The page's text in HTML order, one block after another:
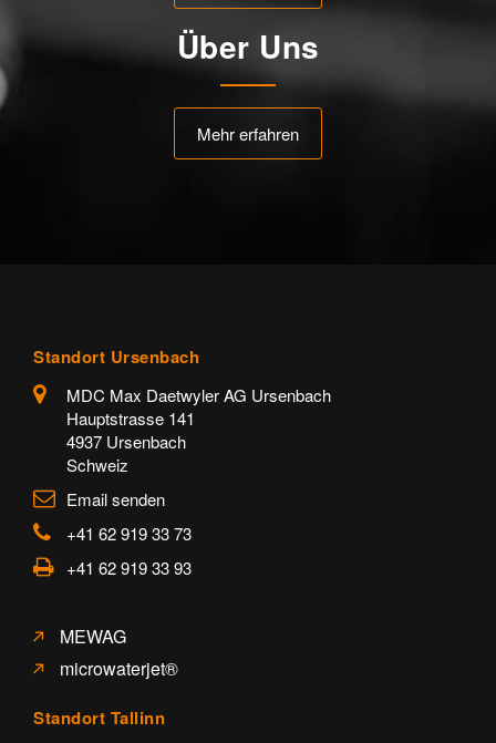
Über Uns
Mehr erfahren
Standort Ursenbach
MDC Max Daetwyler AG Ursenbach
Hauptstrasse 141
4937 Ursenbach
Schweiz
Email senden
+41 62 919 33 73
+41 62 919 33 93
MEWAG
microwaterjet®
Standort Tallinn